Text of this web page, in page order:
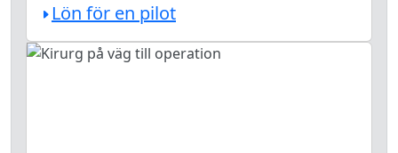
Lön för en pilot